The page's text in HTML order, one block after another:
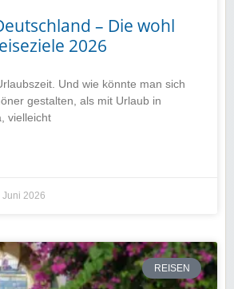
– Die wohl
2026
Und wie könnte man sich
gestalten, als mit Urlaub in
vielleicht
Juni 2026
REISEN